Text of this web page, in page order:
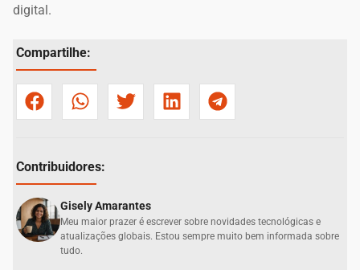
digital.
Contribuidores:
Gisely Amarantes
Meu maior prazer é escrever sobre novidades tecnológicas e
atualizações globais. Estou sempre muito bem informada sobre
tudo.
Compartilhe: